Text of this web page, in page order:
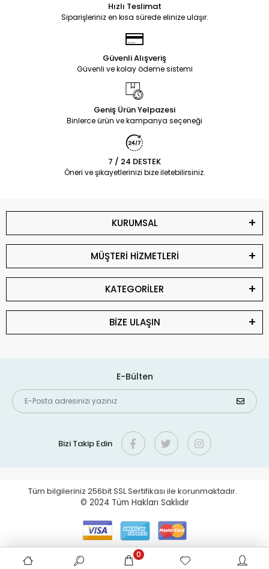
Hızlı Teslimat
Siparişleriniz en kısa sürede elinize ulaşır.
Güvenli Alışveriş
Güvenli ve kolay ödeme sistemi
Geniş Ürün Yelpazesi
Binlerce ürün ve kampanya seçeneği
7 / 24 DESTEK
Öneri ve şikayetlerinizi bize iletebilirsiniz.
KURUMSAL
MÜŞTERİ HİZMETLERİ
KATEGORİLER
BİZE ULAŞIN
E-Bülten
Bizi Takip Edin
Tüm bilgileriniz 256bit SSL Sertifikası ile korunmaktadır.
© 2024 Tüm Hakları Saklıdır
0